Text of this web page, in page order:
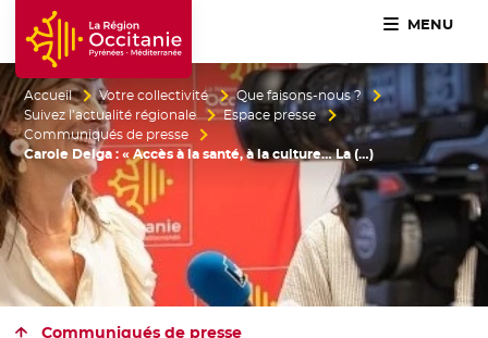
Accueil Région Occitanie / Pyrénées-Méditerranée
MENU
Accueil Votre collectivité
Que faisons-nous ?
Suivez l’actualité régionale
Espace presse
Communiqués de presse
Carole Delga : « Accès à la santé, à la culture… La (…)
Communiqués de presse